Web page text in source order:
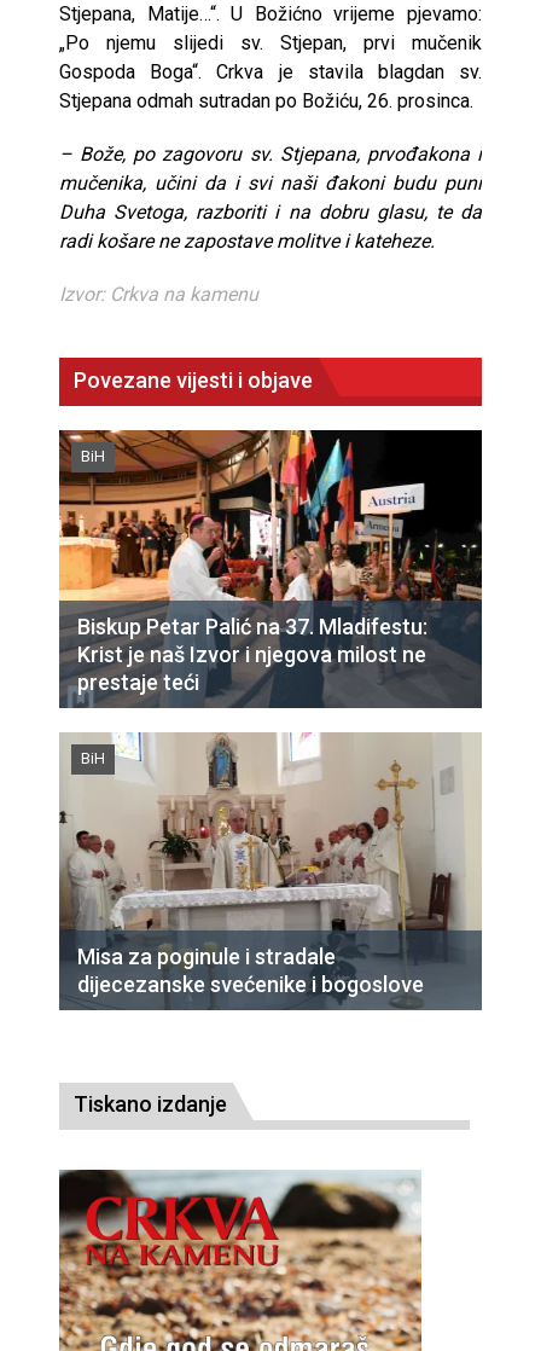
Stjepana, Matije…“. U Božićno vrijeme pjevamo:
„Po njemu slijedi sv. Stjepan, prvi mučenik
Gospoda Boga“. Crkva je stavila blagdan sv.
Stjepana odmah sutradan po Božiću, 26. prosinca.
– Bože, po zagovoru sv. Stjepana, prvođakona i
mučenika, učini da i svi naši đakoni budu puni
Duha Svetoga, razboriti i na dobru glasu, te da
radi košare ne zapostave molitve i kateheze.
Izvor: Crkva na kamenu
Povezane vijesti i objave
BiH
Biskup Petar Palić na 37. Mladifestu:
Krist je naš Izvor i njegova milost ne
prestaje teći
BiH
Misa za poginule i stradale
dijecezanske svećenike i bogoslove
Tiskano izdanje